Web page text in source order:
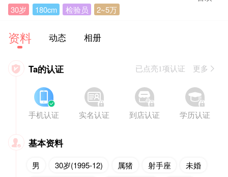
30岁 180cm 检验员 2~5万
资料 动态 相册
 Ta的认证 已点亮1项认证 更多


手机认证


实名认证


到店认证


学历认证
 基本资料
男 30岁(1995-12) 属猪 射手座
未婚